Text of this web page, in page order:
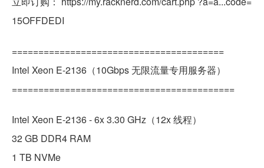
15OFFDEDI
========================================
Intel Xeon E-2136（10Gbps 无限流量专用服务器）
==========================================
Intel Xeon E-2136 - 6x 3.30 GHz（12x 线程）
32 GB DDR4 RAM
1 TB NVMe